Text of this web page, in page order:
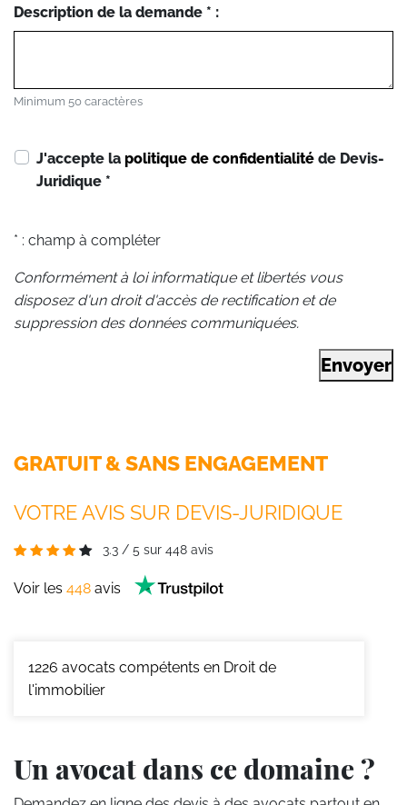
Description de la demande * :
Minimum 50 caractères
J'accepte la politique de confidentialité de Devis-
Juridique *
* : champ à compléter
Conformément à loi informatique et libertés vous
disposez d'un droit d'accès de rectification et de
suppression des données communiquées.
Envoyer
GRATUIT & SANS ENGAGEMENT
VOTRE AVIS SUR DEVIS-JURIDIQUE
3.3 / 5 sur 448 avis
Voir les 448 avis
1226 avocats compétents en Droit de
l'immobilier
Un avocat dans ce domaine ?